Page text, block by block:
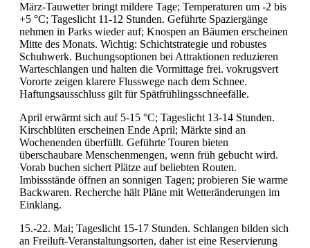
März-Tauwetter bringt mildere Tage; Temperaturen um -2 bis
+5 °C; Tageslicht 11-12 Stunden. Geführte Spaziergänge
nehmen in Parks wieder auf; Knospen an Bäumen erscheinen
Mitte des Monats. Wichtig: Schichtstrategie und robustes
Schuhwerk. Buchungsoptionen bei Attraktionen reduzieren
Warteschlangen und halten die Vormittage frei. vokrugsvert
Vororte zeigen klarere Flusswege nach dem Schnee.
Haftungsausschluss gilt für Spätfrühlingsschneefälle.
April erwärmt sich auf 5-15 °C; Tageslicht 13-14 Stunden.
Kirschblüten erscheinen Ende April; Märkte sind an
Wochenenden überfüllt. Geführte Touren bieten
überschaubare Menschenmengen, wenn früh gebucht wird.
Vorab buchen sichert Plätze auf beliebten Routen.
Imbissstände öffnen an sonnigen Tagen; probieren Sie warme
Backwaren. Recherche hält Pläne mit Wetteränderungen im
Einklang.
15.-22. Mai; Tageslicht 15-17 Stunden. Schlangen bilden sich
an Freiluft-Veranstaltungsorten, daher ist eine Reservierung